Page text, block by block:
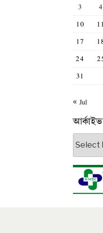
3
4
10
11
17
24
31
« Jul
আর্কাইভস